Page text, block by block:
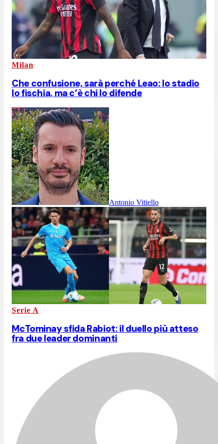
Milan
Che confusione, sarà perché Leao: lo stadio
lo fischia, ma c’è chi lo difende
Antonio Vitiello
Serie A
McTominay sfida Rabiot: il duello più atteso
fra due leader dominanti